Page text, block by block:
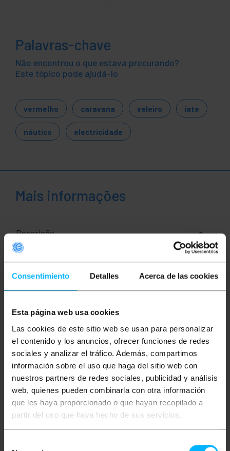
Consentimiento Detalles Acerca de las cookies
Esta página web usa cookies
Las cookies de este sitio web se usan para personalizar
el contenido y los anuncios, ofrecer funciones de redes
sociales y analizar el tráfico. Además, compartimos
información sobre el uso que haga del sitio web con
nuestros partners de redes sociales, publicidad y análisis
web, quienes pueden combinarla con otra información
que les haya proporcionado o que hayan recopilado a
partir del uso que haya hecho de sus servicios.
Palavras-chave
Não encontrou o que estava procurando?
Este tópico pode ajudá-lo
vermelho caravana veleiro iate
náutico electricidade
Mais informações
Descrição
CEE plugues e soquetes de uso industrial
compatíveis com o padrão IEC-60309. Este
regulamento classifica os diferentes tipos de
conectores por cores, esta classificação indica a
variado e são especialmente indicados em
instalações que requeiram alto desempenho em
todos os tipos de ambientes. Produtos fabricados
em materiais duráveis e resistentes, especialmente
concebidos para garantir um funcionamento
perfeito em condições de trabalho exigentes. Ideal
para instalações comerciais, canteiros de obras,
sistemas de iluminação, armazéns, etc. A gama de
tomadas e bases industriais na cor vermelha está
preparada para trabalhar em tensões de 380-450V.
especificações
Tomada industrial CEE compatível com o
padrão IEC-60309.
Suporta tensões de 380 V a 450 V e 16 A.